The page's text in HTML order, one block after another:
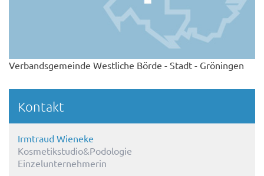
Verbandsgemeinde Westliche Börde - Stadt - Gröningen
Kontakt
Irmtraud Wieneke
Kosmetikstudio&Podologie
Einzelunternehmerin